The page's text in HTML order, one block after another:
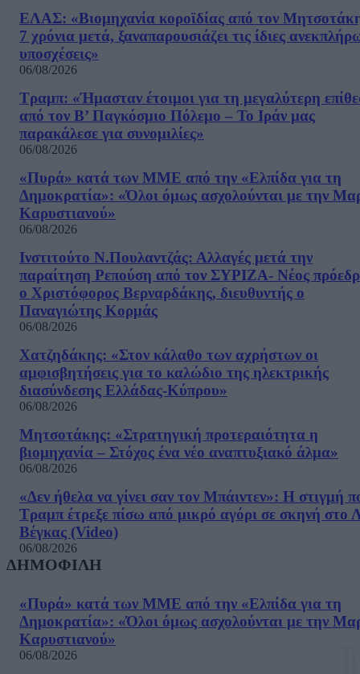
ΕΛΑΣ: «Βιομηχανία κοροϊδίας από τον
7 χρόνια μετά, ξαναπαρουσιάζει τις ίδιες
υποσχέσεις»
06/08/2026
Τραμπ: «Ήμασταν έτοιμοι για τη μεγαλύτερη
από τον Β’ Παγκόσμιο Πόλεμο – Το Ιράν μας
παρακάλεσε για συνομιλίες»
06/08/2026
«Πυρά» κατά των ΜΜΕ από την «Ελπίδα για τη
Δημοκρατία»: «Όλοι όμως ασχολούνται με την
Καρυστιανού»
06/08/2026
Ινστιτούτο Ν.Πουλαντζάς: Αλλαγές μετά την
παραίτηση Ρεπούση από τον ΣΥΡΙΖΑ- Νέος
ο Χριστόφορος Βερναρδάκης, διευθυντής ο
Παναγιώτης Κορμάς
06/08/2026
Χατζηδάκης: «Στον κάλαθο των αχρήστων οι
αμφισβητήσεις για το καλώδιο της ηλεκτρικής
διασύνδεσης Ελλάδας-Κύπρου»
06/08/2026
Μητσοτάκης: «Στρατηγική προτεραιότητα η
βιομηχανία – Στόχος ένα νέο αναπτυξιακό άλμα»
06/08/2026
«Δεν ήθελα να γίνει σαν τον Μπάιντεν»: Η στιγμή
Τραμπ έτρεξε πίσω από μικρό αγόρι σε σκηνή στο
Βέγκας (Video)
06/08/2026
ΔΗΜΟΦΙΛΗ
«Πυρά» κατά των ΜΜΕ από την «Ελπίδα για τη
Δημοκρατία»: «Όλοι όμως ασχολούνται με την
Καρυστιανού»
06/08/2026